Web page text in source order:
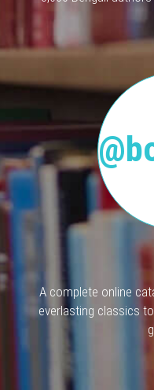
A complete online
everlasting classics